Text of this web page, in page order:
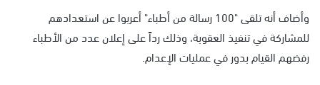
وأضاف أنه تلقى "100 رسالة من أطباء" أعربوا عن استعدادهم
للمشاركة في تنفيذ العقوبة، وذلك رداً على إعلان عدد من الأطباء
رفضهم القيام بدور في عمليات الإعدام.